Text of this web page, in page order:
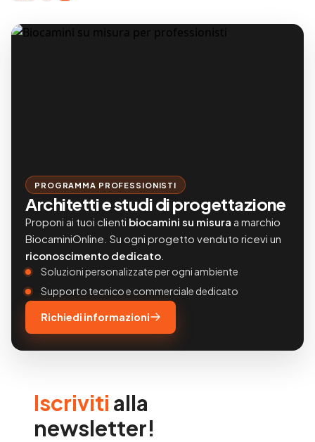
PROGRAMMA PROFESSIONISTI
Architetti e studi di progettazione
Proponi ai tuoi clienti biocamini su misura a marchio
BiocaminiOnline. Su ogni progetto venduto ricevi un
riconoscimento dedicato
Soluzioni personalizzate per ogni ambiente
Supporto tecnico e commerciale dedicato
Richiedi informazioni
Iscriviti alla
newsletter!